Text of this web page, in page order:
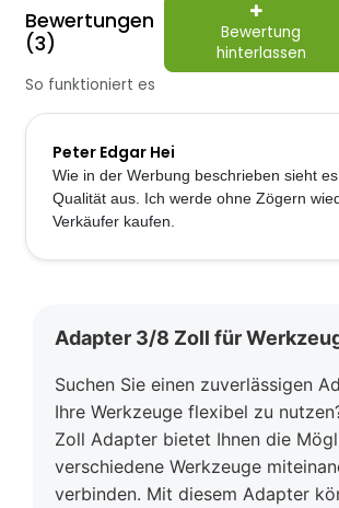
Bewertungen
(3)
Bewertung
hinterlassen
So funktioniert es
Peter Edgar Hei
Wie in der Werbung beschrieben sieht
Qualität aus. Ich werde ohne Zögern
Verkäufer kaufen.
Adapter 3/8 Zoll für
Suchen Sie einen zuverlässigen
Ihre Werkzeuge flexibel zu
Zoll Adapter bietet Ihnen die
verschiedene Werkzeuge
verbinden. Mit diesem Adapter